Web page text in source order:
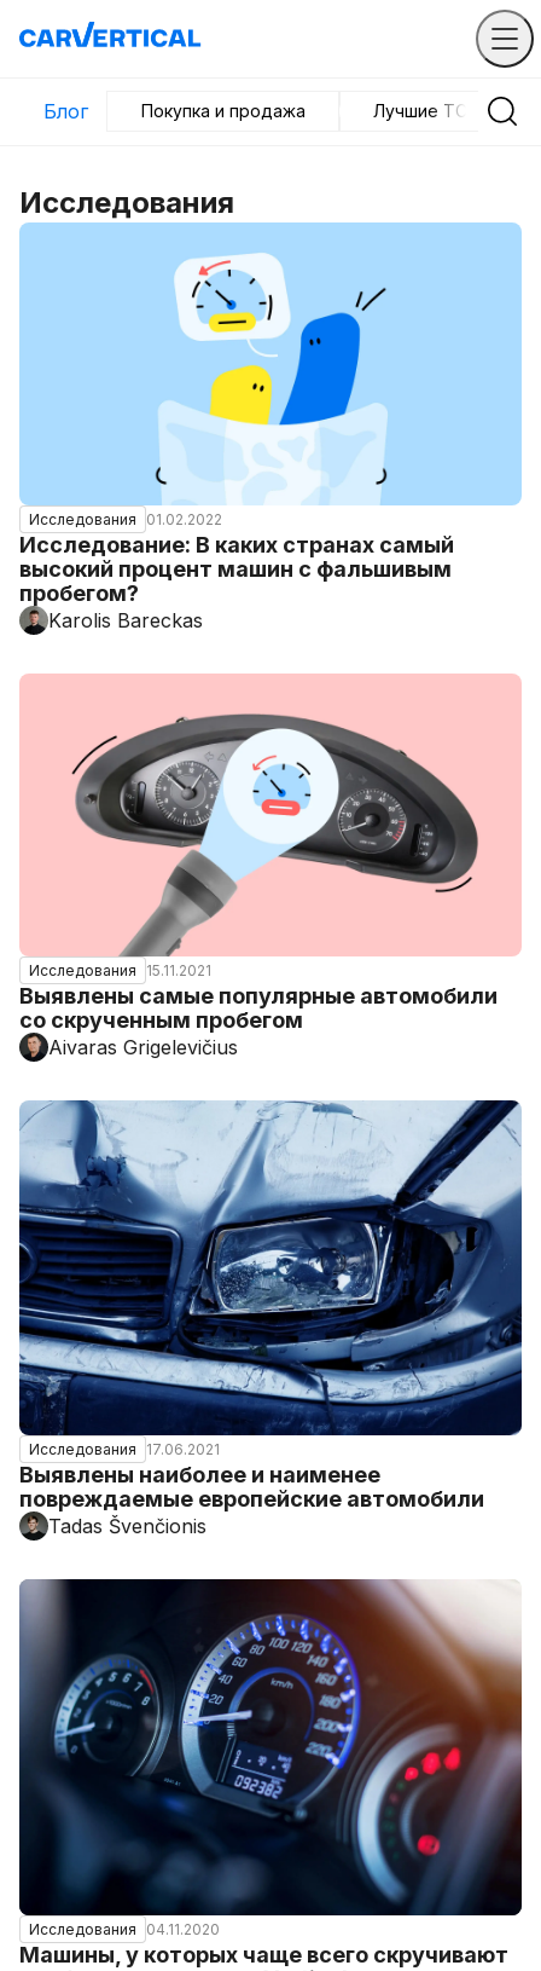
Блог Покупка и продажа Лучшие ТС
Исследования
Исследования 01.02.2022
Исследование: В каких странах самый
высокий процент машин с фальшивым
пробегом?
Karolis Bareckas
Исследования 15.11.2021
Выявлены самые популярные автомобили
со скрученным пробегом
Aivaras Grigelevičius
Исследования 17.06.2021
Выявлены наиболее и наименее
повреждаемые европейские автомобили
Tadas Švenčionis
Исследования 04.11.2020
Машины, у которых чаще всего скручивают